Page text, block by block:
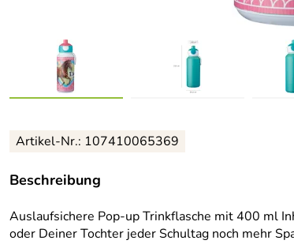
Artikel-Nr.: 107410065369
Beschreibung
Auslaufsichere Pop-up Trinkflasche mit 400 ml
oder Deiner Tochter jeder Schultag noch mehr